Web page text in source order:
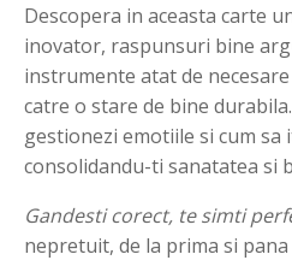
Descopera in aceasta carte
inovator, raspunsuri bine
instrumente atat de
catre o stare de bine
gestionezi emotiile si cum sa
consolidandu-ti sanatatea si
Gandesti corect, te simti
nepretuit, de la prima si